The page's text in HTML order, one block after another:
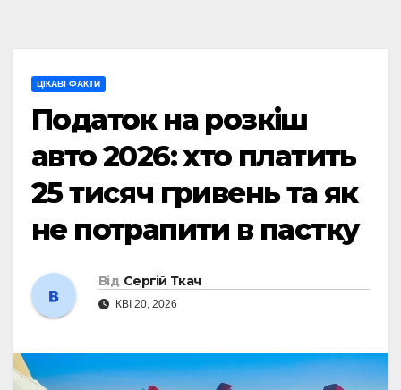
ЦІКАВІ ФАКТИ
Податок на розкіш
авто 2026: хто платить
25 тисяч гривень та як
не потрапити в пастку
Від Сергій Ткач
КВІ 20, 2026